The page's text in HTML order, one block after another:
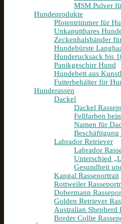
MSM Pulver
Hundeprodukte
Pfotentrimmer für
Unkaputtbares
Zeckenhalsbänder
Hundebürste
Hunderucksack bis
Panikgeschirr Hund
Hundebett aus
Futterbehälter für
Hunderassen
Dackel
Dackel
Fellfarben
Namen für
Labrador Retriever
Labrador
Unterschied
Gesundheit
Kangal Rasseportrait
Rottweiler
Dobermann
Golden Retriever
Australian Shepherd
Border Collie